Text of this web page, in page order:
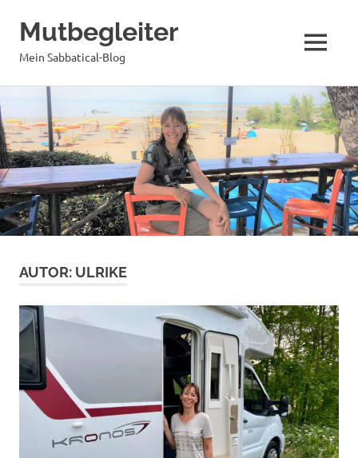
Inhalt
springen
Mutbegleiter
Mein Sabbatical-Blog MENÜ
AUTOR: ULRIKE